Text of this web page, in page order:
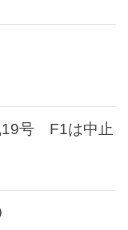
19号 F1は中止